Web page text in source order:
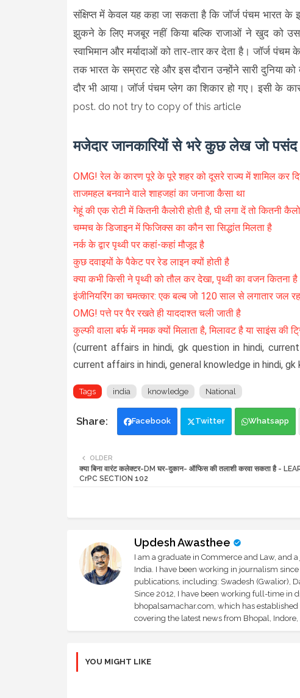
संक्षिप्त में केवल यह कहा जा सकता है कि जॉर्ज पंचम भारत के
झुकने के लिए मजबूर नहीं किया बल्कि राजाओं ने खुद को
स्वाभिमान और मर्यादाओं को तार-तार कर देता है। जॉर्ज
तक भारत के सम्राट रहे और इस दौरान उन्होंने सारी दुनिया को
दौर भी आया। जॉर्ज पंचम प्लेग का शिकार हो गए। इसी के
post. do not try to copy of this article
मजेदार जानकारियों से भरे कुछ लेख जो पसंद
OMG! रेल के कारण पूरे के पूरे शहर को दूसरे राज्य में शामिल कर
ताजमहल बनवाने वाले शाहजहां का जनाजा कैसा था
गेहूं की एक रोटी में कितनी कैलोरी होती है, घी लगा दें तो कितनी
चम्मच के डिजाइन में फिजिक्स का कौन सा सिद्धांत मिलता है
नर्क के द्वार पृथ्वी पर कहां-कहां मौजूद है
कुछ दवाइयों के पैकेट पर रेड लाइन क्यों होती है
क्या कभी किसी ने पृथ्वी को तौल कर देखा, पृथ्वी का वजन कितना है
इंजीनियरिंग का चमत्कार: एक बल्ब जो 120 साल से लगातार जल
OMG! पत्ते पर पैर रखते ही याददाश्त चली जाती है
कुल्फी वाला बर्फ में नमक क्यों मिलाता है, मिलावट है या साइंस की
(current affairs in hindi, gk question in hindi,
current affairs in hindi, general knowledge in hindi,
Tags india knowledge National
Facebook Twitter Whatsapp
OLDER
क्या बिना वारंट कलेक्टर-DM घर-दुकान- ऑफिस की तलाशी करवा सकता है -
CrPC SECTION 102
Updesh Awasthee
I am a graduate in Commerce and Law, and
India. I have been working in journalism
publications, including: Swadesh (Gwalior),
Since 2012, I have been working full-time in
bhopalsamachar.com, which has
covering the latest news from Bhopal, Indore,
YOU MIGHT LIKE